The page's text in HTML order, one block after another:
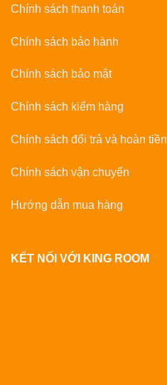
Chính sách thanh toán
Chính sách bảo hành
Chính sách bảo mật
Chính sách kiểm hàng
Chính sách đổi trả và hoàn tiền
Chính sách vận chuyển
Hướng dẫn mua hàng
KẾT NỐI VỚI KING ROOM